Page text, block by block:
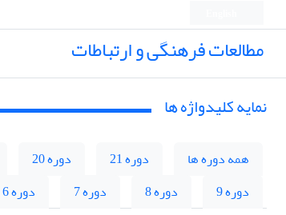
مطالعات فرهنگی و ارتباطات
نمایه کلیدواژه ها
همه دوره ها دوره 21 دوره 20
دوره 9
دوره 8 دوره 7 دوره 6